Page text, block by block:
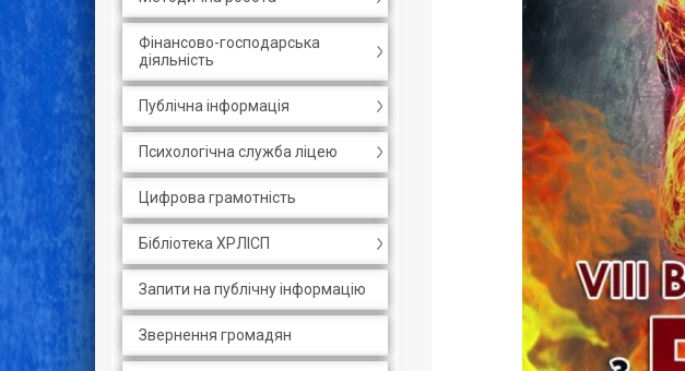
Фінансово-господарська
діяльність
Публічна інформація
Психологічна служба ліцею
Цифрова грамотність
Бібліотека ХРЛІСП
Запити на публічну інформацію
Звернення громадян